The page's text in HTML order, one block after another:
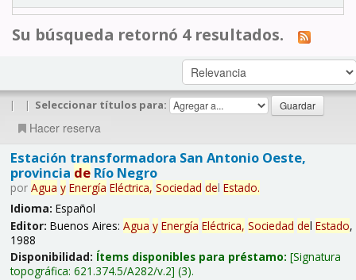
Su búsqueda retornó 4 resultados.
| | Seleccionar títulos para:
Hacer reserva
Estación transformadora San Antonio Oeste,
provincia deRío Negro
por Agua y Energía Eléctrica, Sociedad del Estado.
Idioma: Español
Editor: Buenos Aires: Agua y Energía Eléctrica, Sociedad del Estado,
1988
Disponibilidad: Ítems disponibles para préstamo: Signatura
topográfica: 621.374.5/A282/v.2 (3).